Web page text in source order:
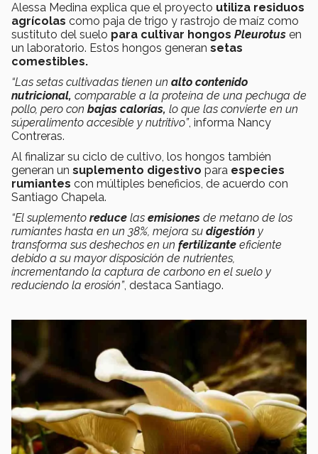
Alessa Medina explica que el proyecto utiliza residuos
agrícolas como paja de trigo y rastrojo de maíz como
sustituto del suelo para cultivar hongos Pleurotus en
un laboratorio. Estos hongos generan setas
comestibles.
“Las setas cultivadas tienen un alto contenido
nutricional, comparable a la proteína de una pechuga de
pollo, pero con bajas calorías, lo que las convierte en un
súperalimento accesible y nutritivo”, informa Nancy
Contreras.
Al finalizar su ciclo de cultivo, los hongos también
generan un suplemento digestivo para especies
rumiantes con múltiples beneficios, de acuerdo con
Santiago Chapela.
“El suplemento reduce las emisiones de metano de los
rumiantes hasta en un 38%, mejora su digestión y
transforma sus deshechos en un fertilizante eficiente
debido a su mayor disposición de nutrientes,
incrementando la captura de carbono en el suelo y
reduciendo la erosión”, destaca Santiago.